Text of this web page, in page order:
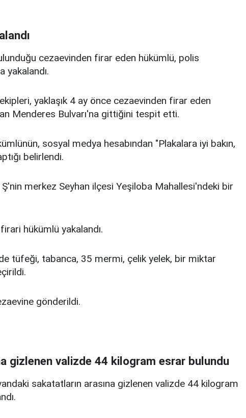
cezaevinden firar eden hükümlü, polis
yakalandı.
yaklaşık 4 ay önce cezaevinden firar eden
Menderes Bulvarı'na gittiğini tespit etti.
sosyal medya hesabından "Plakalara iyi bakın,
belirlendi.
merkez Seyhan ilçesi Yeşiloba Mahallesi'ndeki bir
hükümlü yakalandı.
tüfeği, tabanca, 35 mermi, çelik yelek, bir miktar
gönderildi.
gizlenen valizde 44 kilogram esrar bulundu
sakatatların arasına gizlenen valizde 44 kilogram